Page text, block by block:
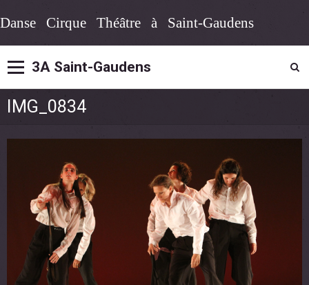
Danse Cirque Théâtre à Saint-Gaudens
3A Saint-Gaudens
IMG_0834